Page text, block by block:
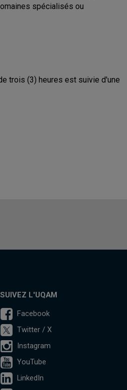
spécialisés ou
trois (3) heures est suivie d'une
SUIVEZ L'UQAM
Facebook
Twitter / X
Instagram
YouTube
LinkedIn